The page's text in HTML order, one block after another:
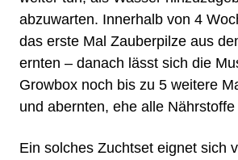
abzuwarten. Innerhalb von 4
das erste Mal Zauberpilze aus
ernten – danach lässt sich die
Growbox noch bis zu 5 weitere
und abernten, ehe alle
Ein solches Zuchtset eignet sich